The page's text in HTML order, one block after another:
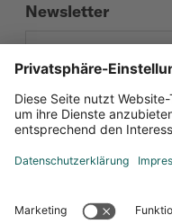
Newsletter
Social Media